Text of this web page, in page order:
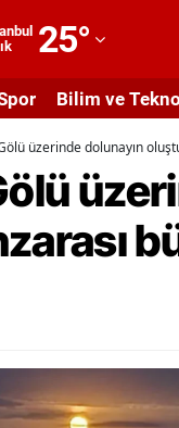
25°
Adıyaman
Afyonkarahisar
Ağrı
Amasya
Aydın
Bilim ve
üzerinde dolunayın